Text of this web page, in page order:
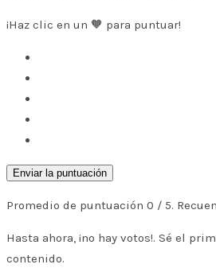
¡Haz clic en un 🧡 para puntuar!
Enviar la puntuación
Promedio de puntuación 0 / 5.
Hasta ahora, ¡no hay votos!. Sé el
contenido.